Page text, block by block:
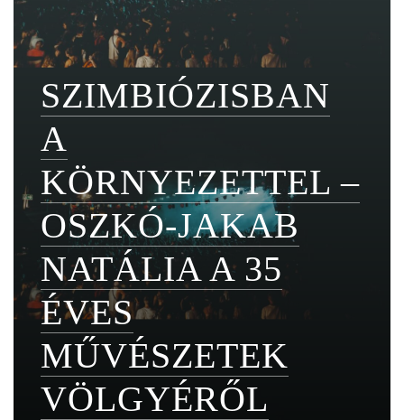
SZIMBIÓZISBAN
A
KÖRNYEZETTEL –
OSZKÓ-JAKAB
NATÁLIA A 35
ÉVES
MŰVÉSZETEK
VÖLGYÉRŐL